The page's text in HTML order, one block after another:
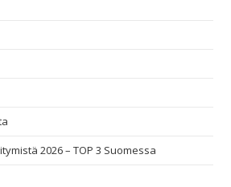
2026 – TOP 3 Suomessa